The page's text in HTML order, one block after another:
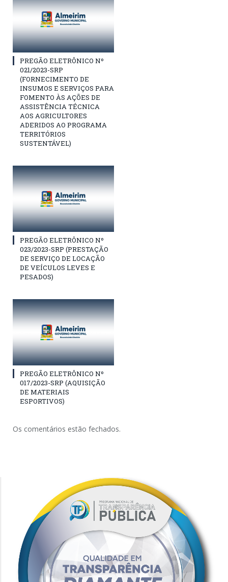
PREGÃO ELETRÔNICO Nº
021/2023-SRP
(FORNECIMENTO DE
INSUMOS E SERVIÇOS PARA
FOMENTO ÀS AÇÕES DE
ASSISTÊNCIA TÉCNICA
AOS AGRICULTORES
ADERIDOS AO PROGRAMA
TERRITÓRIOS
SUSTENTÁVEL)
PREGÃO ELETRÔNICO Nº
023/2023-SRP (PRESTAÇÃO
DE SERVIÇO DE LOCAÇÃO
DE VEÍCULOS LEVES E
PESADOS)
PREGÃO ELETRÔNICO Nº
017/2023-SRP (AQUISIÇÃO
DE MATERIAIS
ESPORTIVOS)
Os comentários estão fechados.